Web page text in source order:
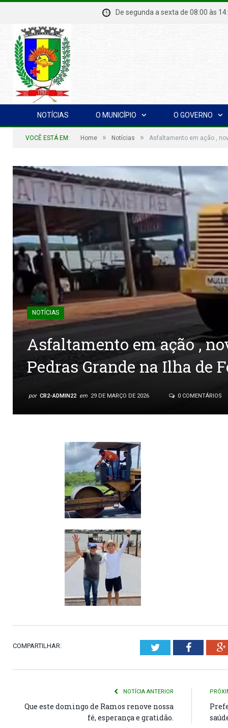
De segunda a sexta de 08:00
NOTÍCIAS O MUNICÍPIO O GOVERNO
VOCÊ ESTÁ EM: Home » Notícias » Asfaltamento em ação ,
NOTÍCIAS
Asfaltamento em ação ,
Pedras Grande na Ilha de
por CR2-ADMIN22 em 29 DE MARÇO DE 2026 0 COMENTÁRIOS
COMPARTILHAR: Twitter
NOTÍCIA ANTERIOR
Que este domingo de Ramos renove nossa
fé, esperança e gratidão.